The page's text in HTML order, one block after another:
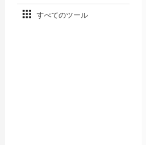
すべてのツール